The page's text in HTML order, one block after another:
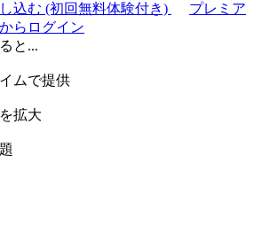
込む (初回無料体験付き)
プレミア
らログイン
と...
ムで提供
拡大